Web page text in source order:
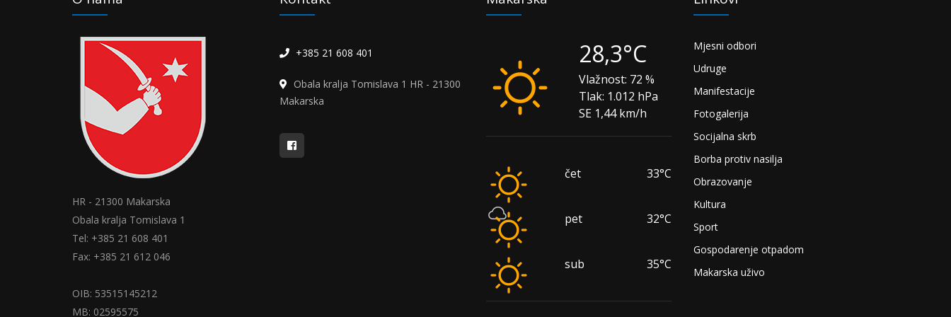
HR - 21300 Makarska
Obala kralja Tomislava 1
Tel: +385 21 608 401
Fax: +385 21 612 046
OIB: 53515145212
MB: 02595575
+385 21 608 401
Obala kralja Tomislava 1 HR - 21300
Makarska
28,3°C
Vlažnost: 72 %
Tlak: 1.012 hPa
SE 1,44 km/h
čet 33°C
pet 32°C
sub 35°C
Mjesni odbori
Udruge
Manifestacije
Fotogalerija
Socijalna skrb
Borba protiv nasilja
Obrazovanje
Kultura
Sport
Gospodarenje otpadom
Makarska uživo